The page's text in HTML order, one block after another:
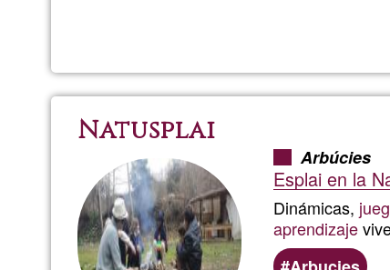
Natusplai
Arbúcies
Esplai en la
Dinámicas,
aprendizaje